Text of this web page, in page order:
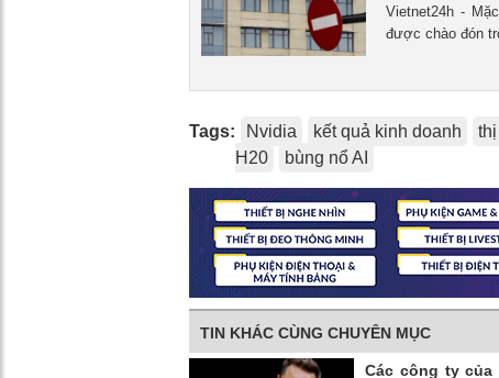
Vietnet24h -
được chào đón
Tags: Nvidia kết quả kinh doanh
H20
bùng nổ AI
TIN KHÁC CÙNG CHUYÊN MỤC
Các công ty của